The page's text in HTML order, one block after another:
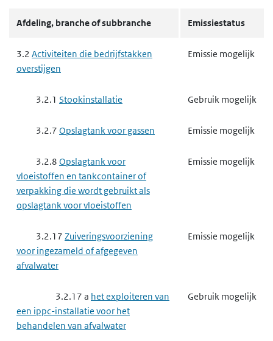
Afdeling, branche of subbranche Emissiestatus
3.2 Activiteiten die bedrijfstakken
overstijgen
Emissie mogelijk
3.2.1 Stookinstallatie Gebruik mogelijk
3.2.7 Opslagtank voor gassen Emissie mogelijk
3.2.8 Opslagtank voor
vloeistoffen en tankcontainer of
verpakking die wordt gebruikt als
opslagtank voor vloeistoffen
Emissie mogelijk
3.2.17 Zuiveringsvoorziening
voor ingezameld of afgegeven
afvalwater
Emissie mogelijk
3.2.17 a het exploiteren van
een ippc-installatie voor het
behandelen van afvalwater
Gebruik mogelijk